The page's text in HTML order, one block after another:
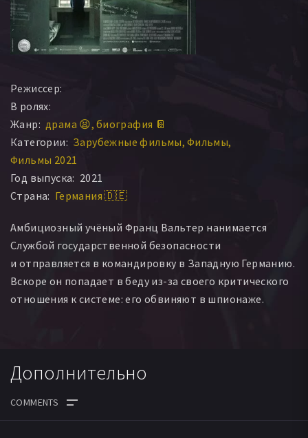
Режиссер:
В ролях:
Жанр: драма 😫 биография 📔
Категории: Зарубежные фильмы Фильмы
Фильмы 2021
Год выпуска: 2021
Страна: Германия 🇩🇪
Амбициозный учёный Франц Вальтер нанимается
Службой государственной безопасности
и отправляется в командировку в Западную Германию.
Вскоре он попадает в беду из-за своего критического
отношения к системе: его обвиняют в шпионаже.
Дополнительно